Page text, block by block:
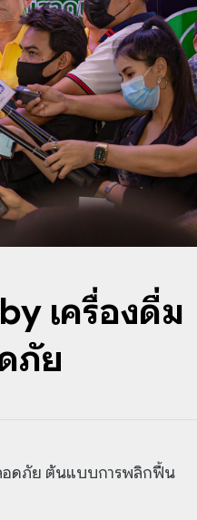
เครื่องดื่ม
ภัย
ลอดภัย ต้นแบบการพลิกฟื้น